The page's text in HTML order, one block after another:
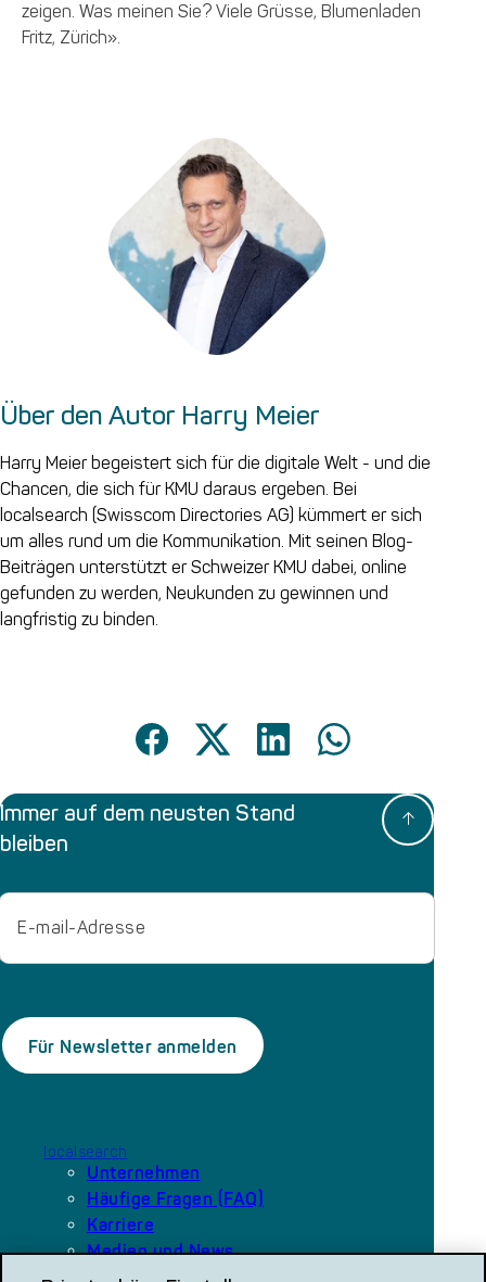
zeigen. Was meinen Sie? Viele Grüsse, Blumenladen
Fritz, Zürich».
Über den Autor Harry Meier
Harry Meier begeistert sich für die digitale Welt - und die
Chancen, die sich für KMU daraus ergeben. Bei
localsearch (Swisscom Directories AG) kümmert er sich
um alles rund um die Kommunikation. Mit seinen Blog-
Beiträgen unterstützt er Schweizer KMU dabei, online
gefunden zu werden, Neukunden zu gewinnen und
langfristig zu binden.
Immer auf dem neusten Stand
bleiben
Email
localsearch
Unternehmen
Häufige Fragen (FAQ)
Karriere
Medien und News